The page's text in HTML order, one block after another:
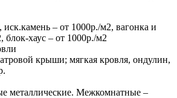
– от 1000р./м2, вагонка и
блок-хаус – от 1000р./м2
крыши; мягкая кровля, ондулин,
металлические. Межкомнатные –